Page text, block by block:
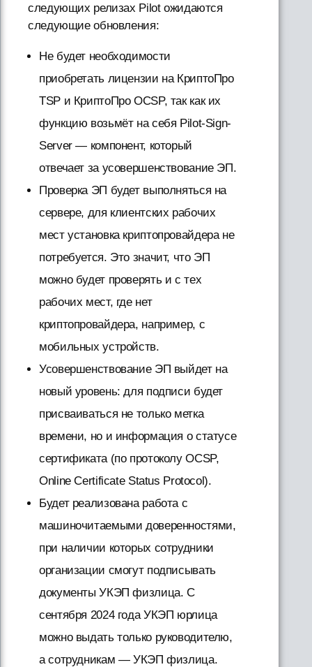
следующих релизах Pilot ожидаются
следующие обновления:
Не будет необходимости
приобретать лицензии на КриптоПро
TSP и КриптоПро OCSP, так как их
функцию возьмёт на себя Pilot-Sign-
Server — компонент, который
отвечает за усовершенствование ЭП.
Проверка ЭП будет выполняться на
сервере, для клиентских рабочих
мест установка криптопровайдера не
потребуется. Это значит, что ЭП
можно будет проверять и с тех
рабочих мест, где нет
криптопровайдера, например, с
мобильных устройств.
Усовершенствование ЭП выйдет на
новый уровень: для подписи будет
присваиваться не только метка
времени, но и информация о статусе
сертификата (по протоколу OCSP,
Online Certificate Status Protocol).
Будет реализована работа с
машиночитаемыми доверенностями,
при наличии которых сотрудники
организации смогут подписывать
документы УКЭП физлица. С
сентября 2024 года УКЭП юрлица
можно выдать только руководителю,
а сотрудникам — УКЭП физлица.